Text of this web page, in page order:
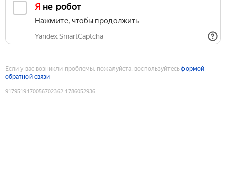
Я не робот
Нажмите, чтобы продолжить
Yandex SmartCaptcha
Если у вас возникли проблемы, пожалуйста, воспользуйтесьформой
обратной связи
9179519170056702362:1786052936